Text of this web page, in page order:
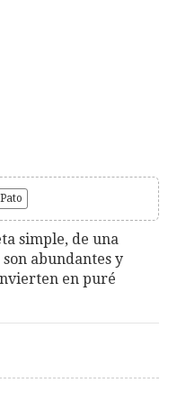
Pato
simple, de una
abundantes y
en puré